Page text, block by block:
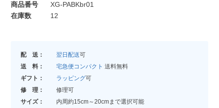
商品番号
XG-PABKbr01
在庫数
12
配 送： 翌日配送可
送 料：
宅急便コンパクト 送料無料
ギフト：
ラッピング可
修 理：
修理可
サイズ：
内周約15cm～20cmまで選択可能